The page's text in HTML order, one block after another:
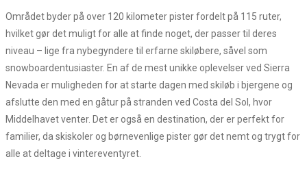
Området byder på over 120 kilometer pister fordelt på 115 ruter,
hvilket gør det muligt for alle at finde noget, der passer til deres
niveau – lige fra nybegyndere til erfarne skiløbere, såvel som
snowboardentusiaster. En af de mest unikke oplevelser ved Sierra
Nevada er muligheden for at starte dagen med skiløb i bjergene og
afslutte den med en gåtur på stranden ved Costa del Sol, hvor
Middelhavet venter. Det er også en destination, der er perfekt for
familier, da skiskoler og børnevenlige pister gør det nemt og trygt for
alle at deltage i vintereventyret.